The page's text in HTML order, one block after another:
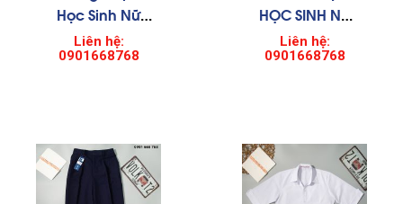
Học Sinh Nữ
001
Liên hệ:
0901668768
HỌC SINH NỮ
0001
Liên hệ:
0901668768